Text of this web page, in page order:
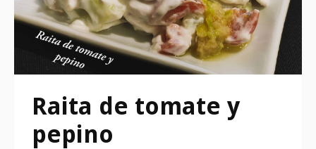
Raita de tomate y
pepino